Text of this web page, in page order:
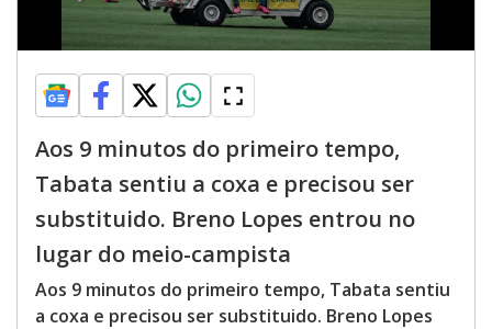
Aos 9 minutos do primeiro tempo,
Tabata sentiu a coxa e precisou ser
substituido. Breno Lopes entrou no
lugar do meio-campista
Aos 9 minutos do primeiro tempo, Tabata sentiu
a coxa e precisou ser substituido. Breno Lopes